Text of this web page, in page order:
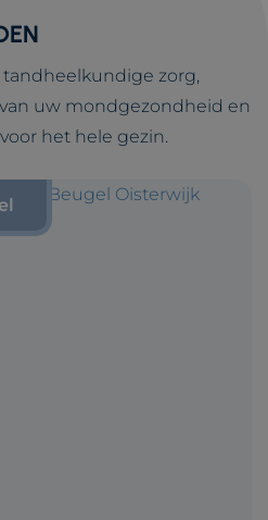
zorg,
uw mondgezondheid en
het hele gezin.